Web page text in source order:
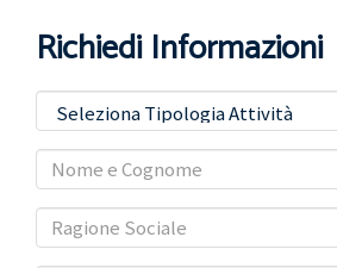
Richiedi Informazioni